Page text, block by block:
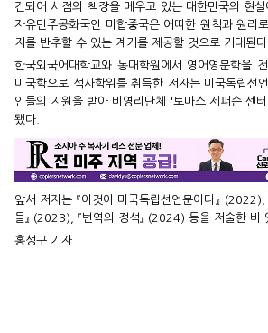
간되어 서점의 책장을 메우고 있는 대한민국의 현
자유민주공화국인 미합중국은 어떠한 원칙과 원리
지를 반추할 수 있는 계기를 제공할 것으로 기대된다.
한국외국어대학교와 동대학원에서 영어영문학을
미국학으로 석사학위를 취득한 저자는 미국독립선
인들의 지원을 받아 비영리단체 '토마스 제퍼슨 센
됐다.
앞서 저자는 『이것이 미국독립선언문이다』 (2022),
들』 (2023), 『번역의 정석』 (2024) 등을 저술한 바
홍성구 기자